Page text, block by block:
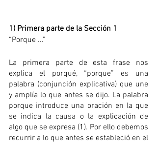
1) Primera parte de la Sección 1
“Porque ...”
La primera parte de esta frase nos
explica el porqué, “porque” es una
palabra (conjunción explicativa) que une
y amplía lo que antes se dijo. La palabra
porque introduce una oración en la que
se indica la causa o la explicación de
algo que se expresa (1). Por ello debemos
recurrir a lo que antes se estableció en el